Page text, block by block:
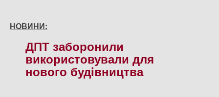
НОВИНИ:
ДПТ заборонили
використовували для
нового будiвництва